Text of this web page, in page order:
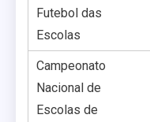
Futebol das
Escolas
Campeonato
Nacional de
Escolas de